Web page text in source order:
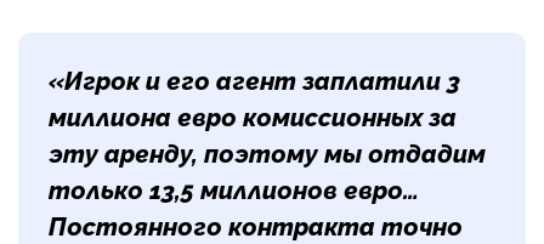
«Игрок и его агент заплатили 3
миллиона евро комиссионных за
эту аренду, поэтому мы отдадим
только 13,5 миллионов евро…
Постоянного контракта точно